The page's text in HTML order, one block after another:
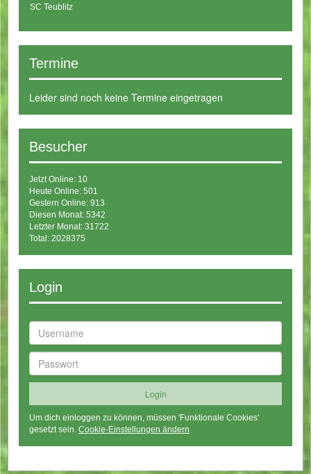
SC Teublitz
Termine
Leider sind noch keine Termine eingetragen
Besucher
Jetzt Online: 10
Heute Online: 501
Gestern Online: 913
Diesen Monat: 5342
Letzter Monat: 31722
Total: 2028375
Login
Um dich einloggen zu können, müssen 'Funktionale Cookies'
gesetzt sein. Cookie-Einstellungen ändern